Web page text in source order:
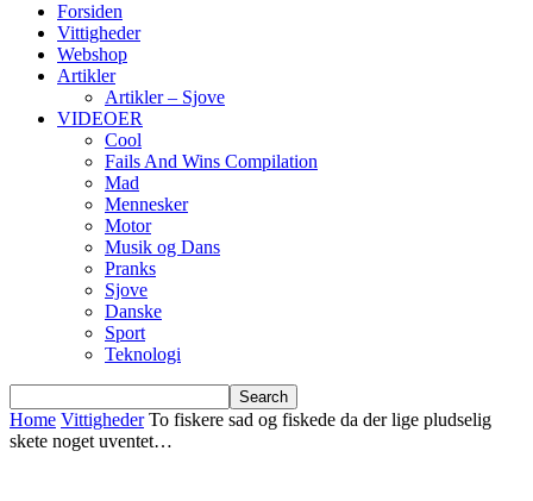
Forsiden
Vittigheder
Webshop
Artikler
Artikler – Sjove
VIDEOER
Cool
Fails And Wins Compilation
Mad
Mennesker
Motor
Musik og Dans
Pranks
Sjove
Danske
Sport
Teknologi
Home Vittigheder To fiskere sad og fiskede da der lige pludselig
skete noget uventet…